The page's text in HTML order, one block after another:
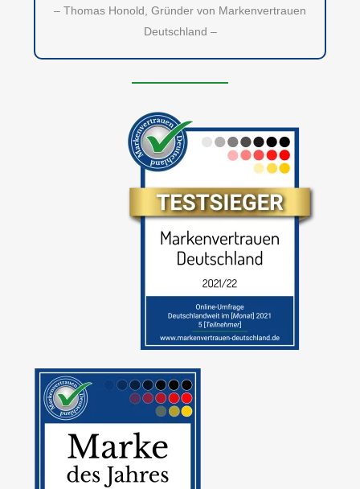
– Thomas Honold, Gründer von Markenvertrauen
Deutschland –